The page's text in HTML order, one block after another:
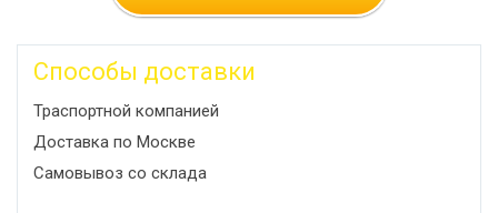
Способы доставки
Траспортной компанией
Доставка по Москве
Самовывоз со склада